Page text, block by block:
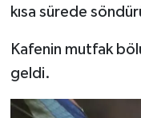
kısa sürede
Kafenin mutfak
geldi.